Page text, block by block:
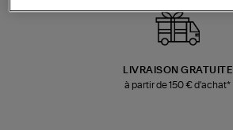
LIVRAISON GRATUITE
à partir de 150 € d'achat*